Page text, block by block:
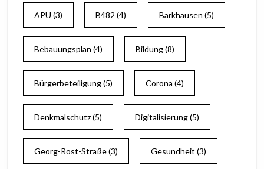
APU (3) B482 (4) Barkhausen (5)
Bebauungsplan (4) Bildung(8)
Bürgerbeteiligung(5) Corona (4)
Denkmalschutz(5) Digitalisierung(5)
Georg-Rost-Straße(3) Gesundheit (3)